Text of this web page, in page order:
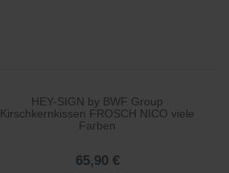
HEY-SIGN by BWF Group
Kirschkernkissen FROSCH NICO viele
Farben
65,90 €